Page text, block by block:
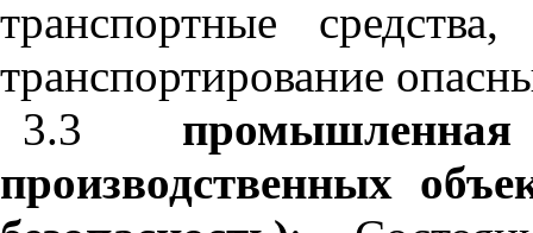
транспортные
транспортирование
3.3
производственных